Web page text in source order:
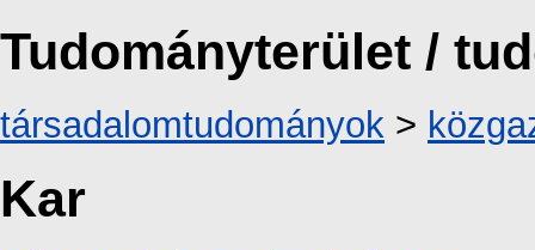
Tudományterület /
társadalomtudományok >
Kar